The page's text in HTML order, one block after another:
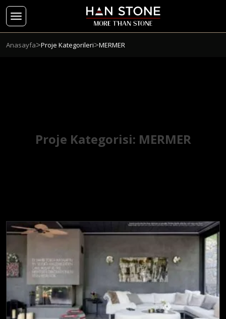
Anasayfa>Proje Kategorileri>MERMER
Proje Kategorisi: MERMER